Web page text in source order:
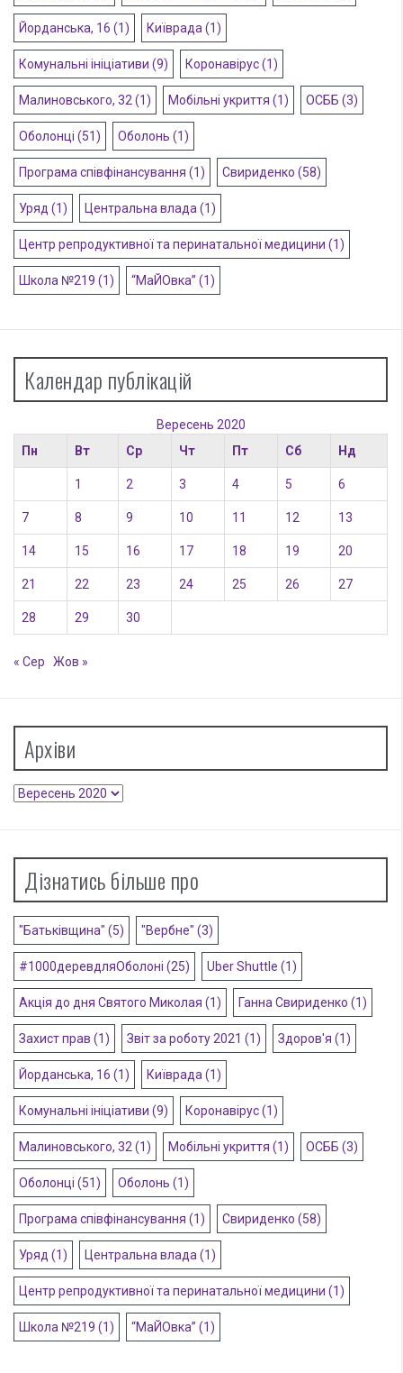
Йорданська, 16 (1) Київрада (1)
Комунальні ініціативи (9) Коронавірус(1)
Малиновського, 32 (1) Мобільні укриття (1) ОСББ (3)
Оболонці (51) Оболонь (1)
Програма співфінансування (1) Свириденко (58)
Уряд (1) Центральна влада (1)
Центр репродуктивної та перинатальної медицини (1)
Школа №219 (1) “МаЙОвка” (1)
Календар публікацій
Вересень 2020
Пн
Вт Ср Чт Пт Сб Нд
1 2 3 4 5 6
7 8 9 10 11 12 13
14 15 16 17 18 19 20
21 22 23 24 25 26 27
28 29 30
« Сер Жов »
Архіви
Архіви
Дізнатись більше про
"Батьківщина" (5) "Вербне" (3)
#1000деревдляОболоні (25) Uber Shuttle (1)
Акція до дня Святого Миколая (1) Ганна Свириденко (1)
Захист прав (1) Звіт за роботу 2021 (1) Здоров'я (1)
Йорданська, 16 (1) Київрада (1)
Комунальні ініціативи (9) Коронавірус(1)
Малиновського, 32 (1) Мобільні укриття (1) ОСББ (3)
Оболонці (51) Оболонь (1)
Програма співфінансування (1) Свириденко (58)
Уряд (1) Центральна влада (1)
Центр репродуктивної та перинатальної медицини (1)
Школа №219 (1) “МаЙОвка” (1)